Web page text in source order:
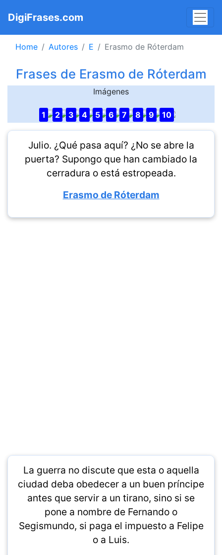
DigiFrases.com
Home Autores E Erasmo de Róterdam
Frases de Erasmo de Róterdam
Imágenes
1 2 3 4 5 6 7 8 9 10
Julio. ¿Qué pasa aquí? ¿No se abre la
puerta? Supongo que han cambiado la
cerradura o está estropeada.
Erasmo de Róterdam
La guerra no discute que esta o aquella
ciudad deba obedecer a un buen príncipe
antes que servir a un tirano, sino si se
pone a nombre de Fernando o
Segismundo, si paga el impuesto a Felipe
o a Luis.